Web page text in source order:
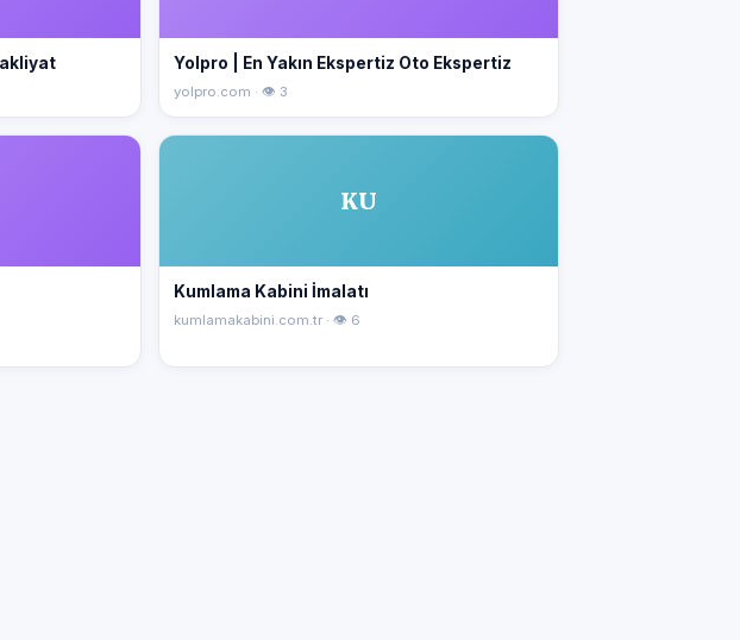
Yolpro | En Yakın Ekspertiz Oto Ekspertiz
yolpro.com · 👁 3
KU
Kumlama Kabini İmalatı
kumlamakabini.com.tr · 👁 6